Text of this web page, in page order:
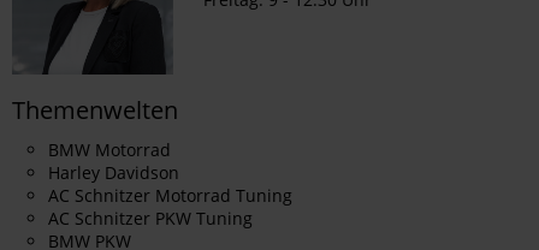
Themenwelten
BMW Motorrad
Harley Davidson
AC Schnitzer Motorrad Tuning
AC Schnitzer PKW Tuning
BMW PKW